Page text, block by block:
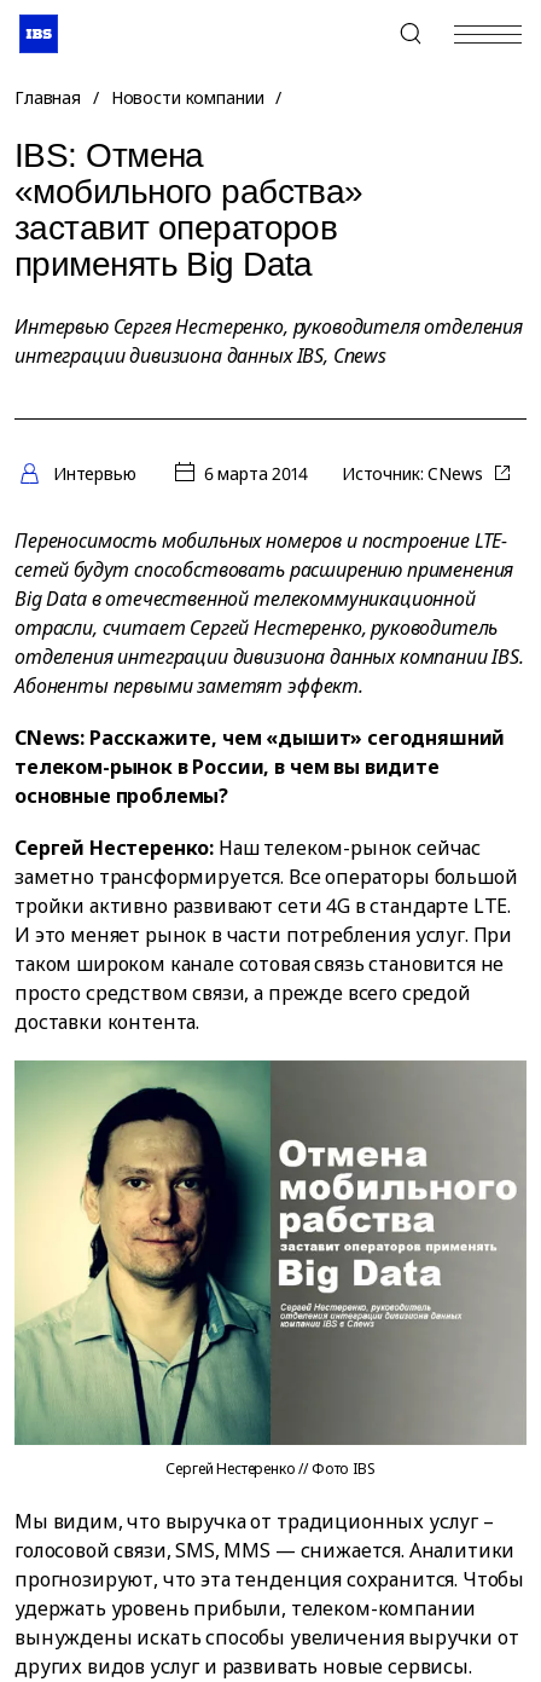
+7 (495) 967-80-80
Главная / Новости компании /
IBS: Отмена
«мобильного рабства»
заставит операторов
применять Big Data
Интервью Сергея Нестеренко, руководителя отделения
интеграции дивизиона данных IBS, Cnews
Интервью 6 марта 2014 Источник:CNews
Переносимость мобильных номеров и построение LTE-
сетей будут способствовать расширению применения
Big Data в отечественной телекоммуникационной
отрасли, считает Сергей Нестеренко, руководитель
отделения интеграции дивизиона данных компании IBS.
Абоненты первыми заметят эффект.
CNews: Расскажите, чем «дышит» сегодняшний
телеком-рынок в России, в чем вы видите
основные проблемы?
Сергей Нестеренко: Наш телеком-рынок сейчас
заметно трансформируется. Все операторы большой
тройки активно развивают сети 4G в стандарте LTE.
И это меняет рынок в части потребления услуг. При
таком широком канале сотовая связь становится не
просто средством связи, а прежде всего средой
доставки контента.
Сергей Нестеренко // Фото IBS
Мы видим, что выручка от традиционных услуг –
голосовой связи, SMS, MMS — снижается. Аналитики
прогнозируют, что эта тенденция сохранится. Чтобы
удержать уровень прибыли, телеком-компании
вынуждены искать способы увеличения выручки от
других видов услуг и развивать новые сервисы.